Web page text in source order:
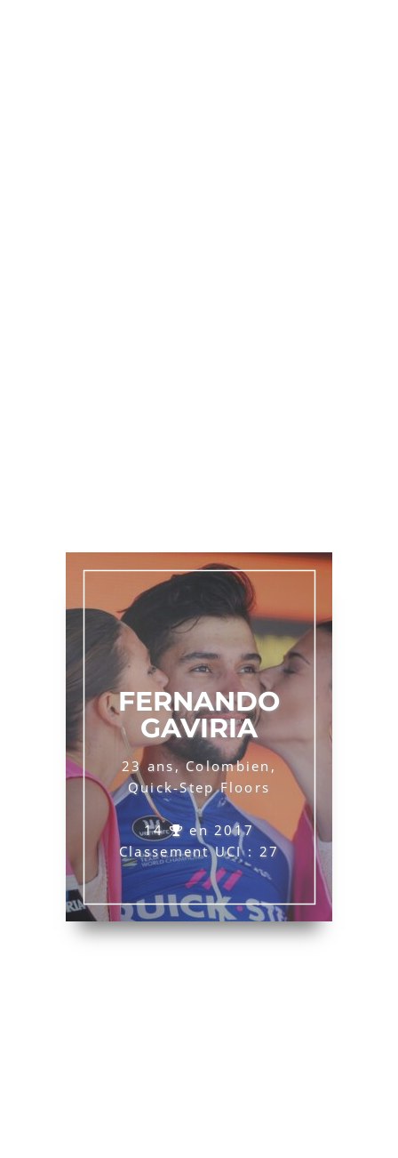
FERNANDO
GAVIRIA
23 ans, Colombien,
Quick-Step Floors
14
en 2017
Classement UCI : 27